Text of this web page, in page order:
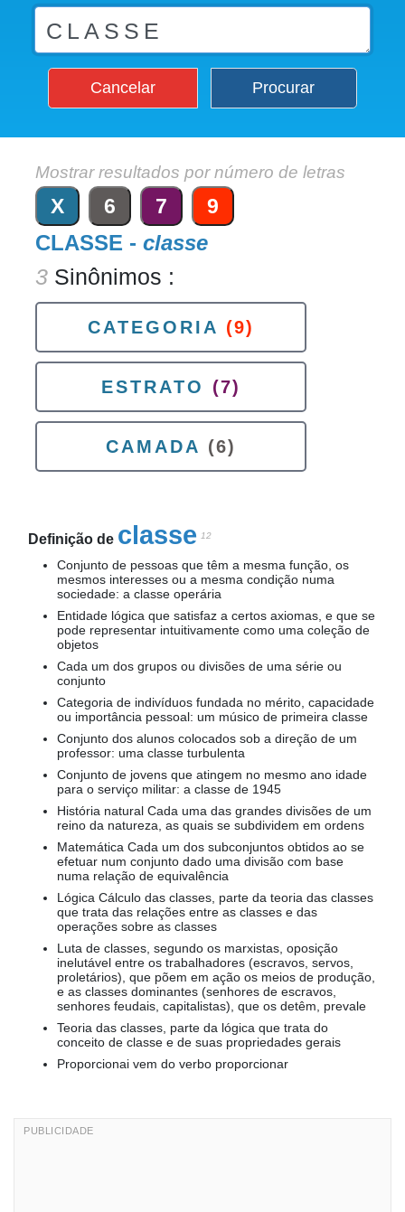
Cancelar Procurar
Mostrar resultados por número de letras
X 6 7 9
CLASSE - classe
3 Sinônimos :
CATEGORIA (9)
ESTRATO (7)
CAMADA (6)
Definição de classe 12
Conjunto de pessoas que têm a mesma função, os
mesmos interesses ou a mesma condição numa
sociedade: a classe operária
Entidade lógica que satisfaz a certos axiomas, e que se
pode representar intuitivamente como uma coleção de
objetos
Cada um dos grupos ou divisões de uma série ou
conjunto
Categoria de indivíduos fundada no mérito, capacidade
ou importância pessoal: um músico de primeira classe
Conjunto dos alunos colocados sob a direção de um
professor: uma classe turbulenta
Conjunto de jovens que atingem no mesmo ano idade
para o serviço militar: a classe de 1945
História natural Cada uma das grandes divisões de um
reino da natureza, as quais se subdividem em ordens
Matemática Cada um dos subconjuntos obtidos ao se
efetuar num conjunto dado uma divisão com base
numa relação de equivalência
Lógica Cálculo das classes, parte da teoria das classes
que trata das relações entre as classes e das
operações sobre as classes
Luta de classes, segundo os marxistas, oposição
inelutável entre os trabalhadores (escravos, servos,
proletários), que põem em ação os meios de produção,
e as classes dominantes (senhores de escravos,
senhores feudais, capitalistas), que os detêm, prevale
Teoria das classes, parte da lógica que trata do
conceito de classe e de suas propriedades gerais
Proporcionai vem do verbo proporcionar